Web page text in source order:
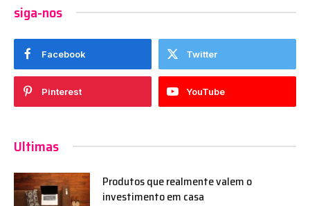
siga-nos
Facebook Twitter
Pinterest YouTube
Ultimas
Produtos que realmente valem o
investimento em casa